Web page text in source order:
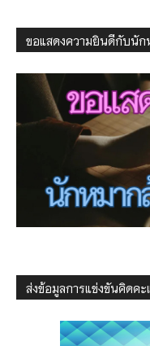
ขอแสดงความยินดีกับนัก
ส่งข้อมูลการแข่งขันคิดคะ